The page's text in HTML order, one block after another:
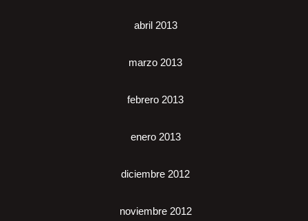
abril 2013
marzo 2013
febrero 2013
enero 2013
diciembre 2012
noviembre 2012